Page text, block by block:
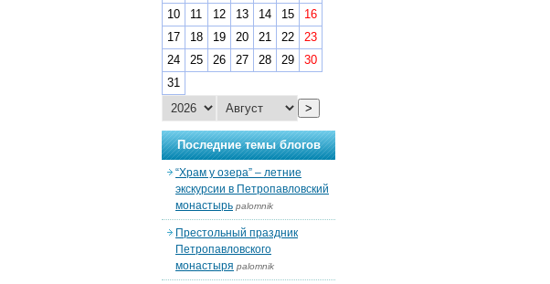
10
11 12 13 14 15
16
17
18 19 20 21 22
23
24
25 26 27 28 29
30
31
>
Последние темы блогов
“Храм у озера” – летние
экскурсии в Петропавловский
монастырь palomnik
Престольный праздник
Петропавловского
монастыря palomnik